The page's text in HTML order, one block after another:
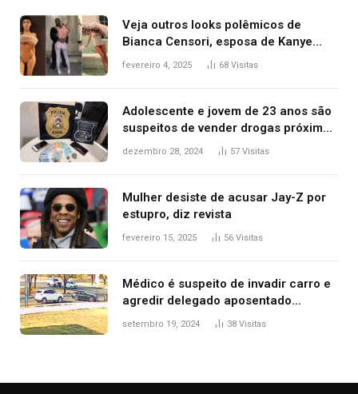
Veja outros looks polêmicos de
Bianca Censori, esposa de Kanye
West que apareceu nua no Grammy
fevereiro 4, 2025 68 Visitas
Adolescente e jovem de 23 anos são
suspeitos de vender drogas próximo
de delegacia e escola, diz polícia
dezembro 28, 2024 57 Visitas
Mulher desiste de acusar Jay-Z por
estupro, diz revista
fevereiro 15, 2025 56 Visitas
Médico é suspeito de invadir carro e
agredir delegado aposentado
durante confusão no trânsito
setembro 19, 2024 38 Visitas